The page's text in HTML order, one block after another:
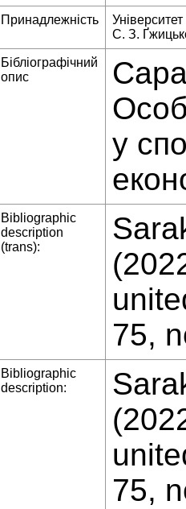
Принадлежність
С. З.
Бібліографічний
опис
у
Bibliographic
description
(trans):
75,
Bibliographic
description:
75,